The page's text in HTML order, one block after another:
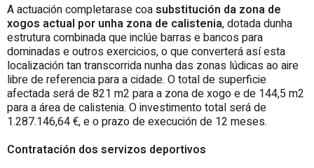
A actuación completarase coasubstitución da zona de
xogos actual por unha zona de calistenia, dotada dunha
estrutura combinada que inclúe barras e bancos para
dominadas e outros exercicios, o que converterá así esta
localización tan transcorrida nunha das zonas lúdicas ao aire
libre de referencia para a cidade. O total de superficie
afectada será de 821 m2 para a zona de xogo e de 144,5 m2
para a área de calistenia. O investimento total será de
1.287.146,64 €, e o prazo de execución de 12 meses.
Contratación dos servizos deportivos